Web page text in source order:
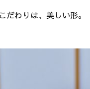
だわりは、美しい形。